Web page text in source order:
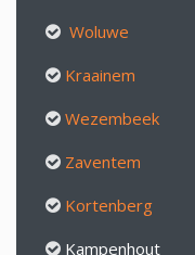
Woluwe
Kraainem
Wezembeek
Zaventem
Kortenberg
Kampenhout